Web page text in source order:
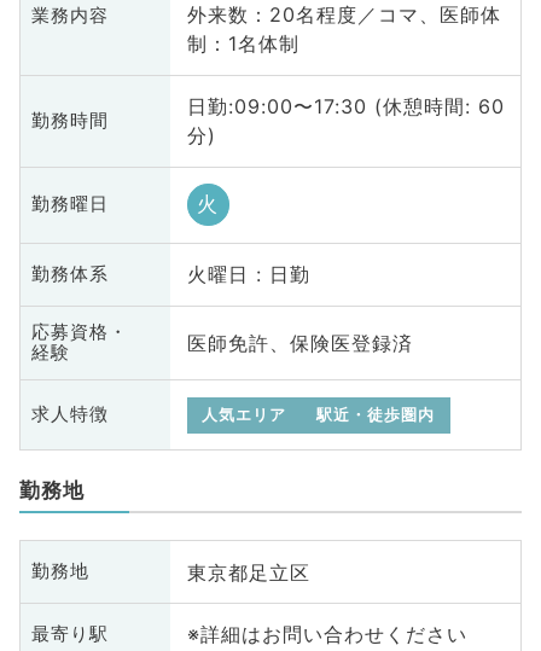
業務内容
外来数：20名程度／コマ、医師体
制：1名体制
勤務時間
日勤:09:00〜17:30 (休憩時間: 60
分)
勤務曜日 火
勤務体系 火曜日 : 日勤
応募資格・
経験
医師免許、保険医登録済
求人特徴 人気エリア 駅近・徒歩圏内
勤務地
勤務地 東京都足立区
最寄り駅 ※詳細はお問い合わせください